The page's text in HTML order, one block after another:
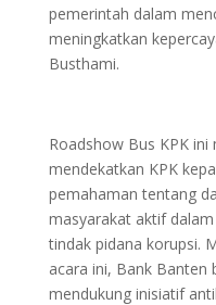
pemerintah dalam
meningkatkan
Busthami.
Roadshow Bus KPK
mendekatkan KPK
pemahaman tentang
masyarakat aktif
tindak pidana korupsi.
acara ini, Bank
mendukung inisiatif